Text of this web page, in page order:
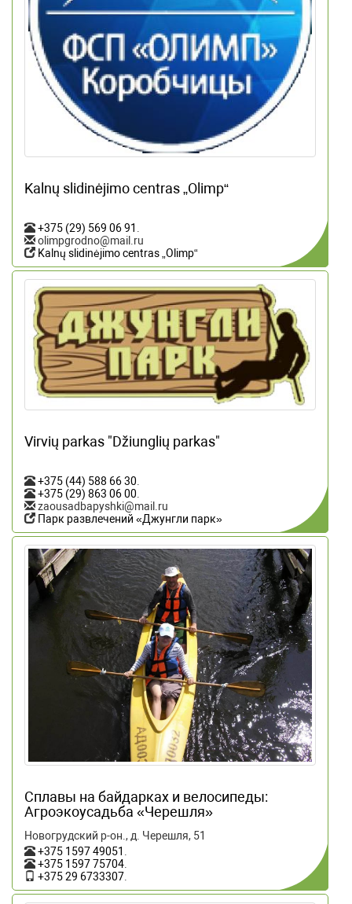
Kalnų slidinėjimo centras „Olimp“
+375 (29) 569 06 91 .
olimpgrodno@mail.ru
Kalnų slidinėjimo centras „Olimp“
Virvių parkas "Džiunglių parkas"
+375 (44) 588 66 30.
+375 (29) 863 06 00.
zaousadbapyshki@mail.ru
Парк развлечений «Джунгли парк»
Сплавы на байдарках и велосипеды:
Агроэкоусадьба «Черешля»
Новогрудский р-он., д. Черешля, 51
+375 1597 49051 .
+375 1597 75704.
+375 29 6733307.